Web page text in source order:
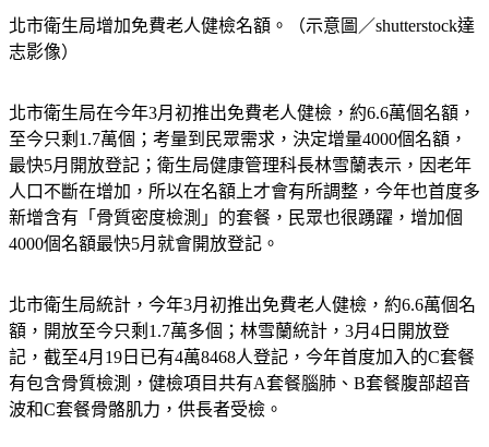
北市衛生局增加免費老人健檢名額。（示意圖／shutterstock達
志影像）
北市衛生局在今年3月初推出免費老人健檢，約6.6萬個名額，
至今只剩1.7萬個；考量到民眾需求，決定增量4000個名額，
最快5月開放登記；衛生局健康管理科長林雪蘭表示，因老年
人口不斷在增加，所以在名額上才會有所調整，今年也首度多
新增含有「骨質密度檢測」的套餐，民眾也很踴躍，增加個
4000個名額最快5月就會開放登記。
北市衛生局統計，今年3月初推出免費老人健檢，約6.6萬個名
額，開放至今只剩1.7萬多個；林雪蘭統計，3月4日開放登
記，截至4月19日已有4萬8468人登記，今年首度加入的C套餐
有包含骨質檢測，健檢項目共有A套餐腦肺、B套餐腹部超音
波和C套餐骨骼肌力，供長者受檢。